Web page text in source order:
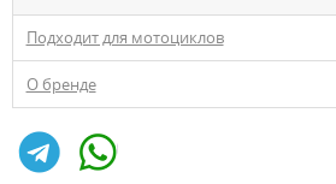
Подходит для мотоциклов
О бренде